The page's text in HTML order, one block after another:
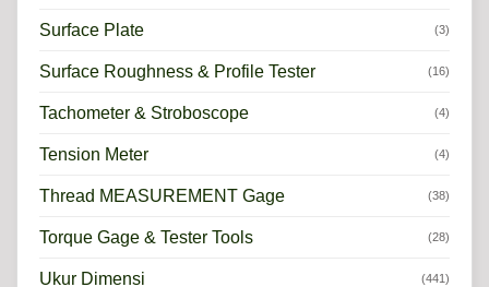
Surface Plate (3)
Surface Roughness & Profile Tester (16)
Tachometer & Stroboscope (4)
Tension Meter (4)
Thread MEASUREMENT Gage (38)
Torque Gage & Tester Tools (28)
Ukur Dimensi (441)